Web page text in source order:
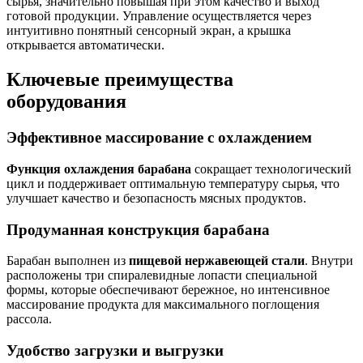
готовой продукции. Управление осуществляется через
интуитивно понятный сенсорный экран, а крышка
открывается автоматически.
Ключевые преимущества
оборудования
Эффективное массирование с охлаждением
Функция охлаждения барабана сокращает технологический
цикл и поддерживает оптимальную температуру сырья, что
улучшает качество и безопасность мясных продуктов.
Продуманная конструкция барабана
Барабан выполнен из пищевой нержавеющей стали. Внутри
расположены три спиралевидные лопасти специальной
формы, которые обеспечивают бережное, но интенсивное
массирование продукта для максимального поглощения
рассола.
Удобство загрузки и выгрузки